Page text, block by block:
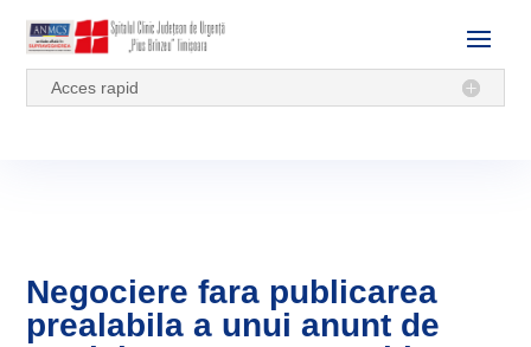
Acces rapid
Negociere fara publicarea
prealabila a unui anunt de